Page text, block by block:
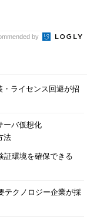
by
ライセンス回避が招
ーバ仮想化
法
環境を確保できる
クノロジー企業が採